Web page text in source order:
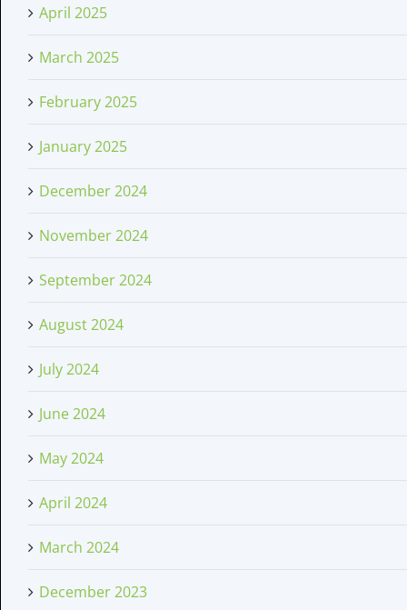
April 2025
March 2025
February 2025
January 2025
December 2024
November 2024
September 2024
August 2024
July 2024
June 2024
May 2024
April 2024
March 2024
December 2023